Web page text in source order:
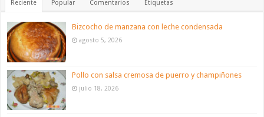
Reciente Popular Comentarios Etiquetas
Bizcocho de manzana con leche condensada
agosto 5, 2026
Pollo con salsa cremosa de puerro y champiñones
julio 18, 2026